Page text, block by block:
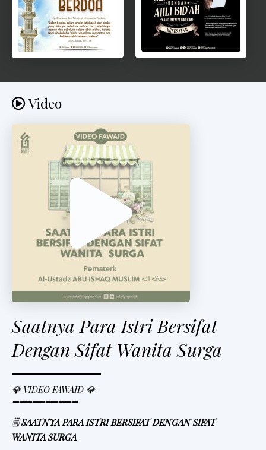
Video
Saatnya Para Istri Bersifat
Dengan Sifat Wanita Surga
💎 VIDEO FAWAID 💎
➖➖➖➖➖➖➖➖➖➖
🗒SAATNYA PARA ISTRI BERSIFAT DENGAN SIFAT
WANITA SURGA